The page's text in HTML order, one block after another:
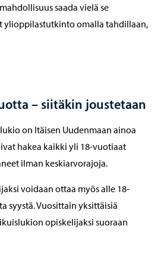
saada vielä se
ylioppilastutkinto omalla tahdillaan,
– siitäkin joustetaan
on Itäisen Uudenmaan ainoa
hakea kaikki yli 18-vuotiaat
ilman keskiarvorajoja.
voidaan ottaa myös alle 18-
syystä. Vuosittain yksittäisiä
opiskelijaksi suoraan